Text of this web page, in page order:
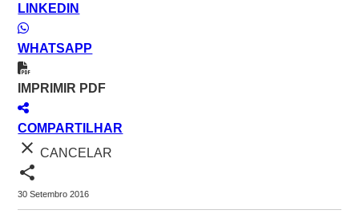
LINKEDIN
WHATSAPP
IMPRIMIR PDF
COMPARTILHAR
close CANCELAR
share
30 Setembro 2016